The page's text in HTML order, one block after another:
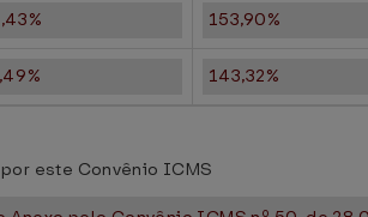
153,90%
143,32%
este Convênio ICMS